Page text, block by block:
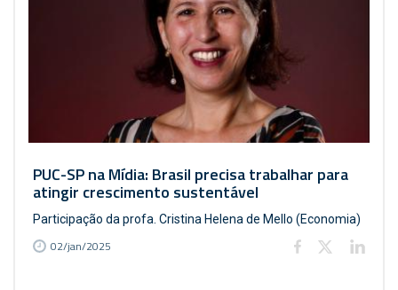
PUC-SP na Mídia: Brasil precisa trabalhar para
atingir crescimento sustentável
Participação da profa. Cristina Helena de Mello (Economia)
02/jan/2025